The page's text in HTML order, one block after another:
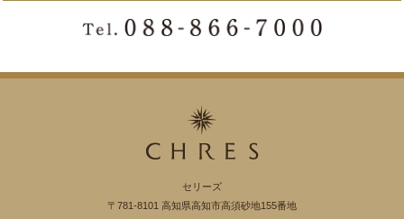
セリーズ
〒781-8101 高知県高知市高須砂地155番地